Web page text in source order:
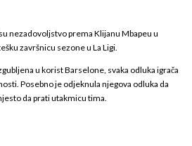
nezadovoljstvo prema Klijanu Mbapeu u
završnicu sezone u La Ligi.
u korist Barselone, svaka odluka igrača
Posebno je odjeknula njegova odluka da
da prati utakmicu tima.